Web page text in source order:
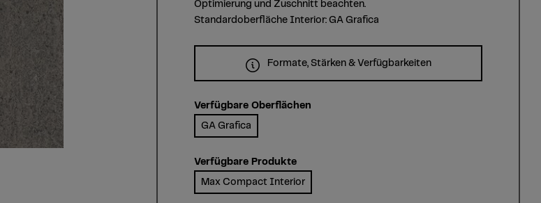
Optimierung und Zuschnitt beachten.
Standardoberfläche Interior: GA Grafica
Formate, Stärken & Verfügbarkeiten
Verfügbare Oberflächen
GA Grafica
Verfügbare Produkte
Max Compact Interior